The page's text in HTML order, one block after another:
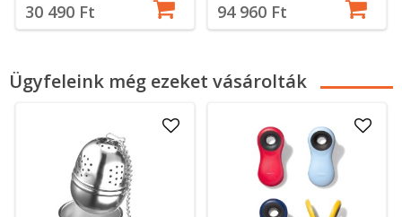
30 490 Ft 94 960 Ft
Ügyfeleink még ezeket vásárolták